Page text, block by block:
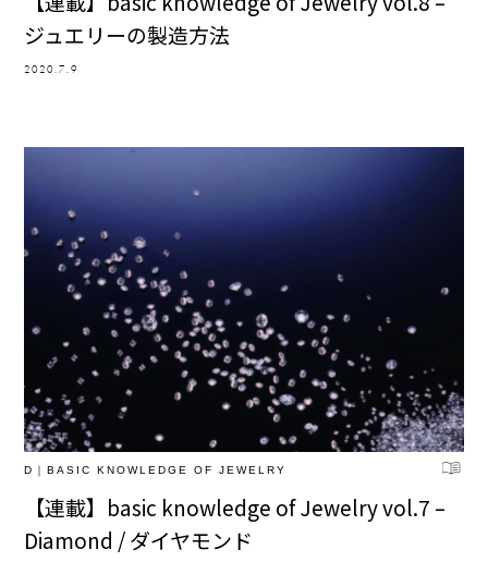
ジュエリーの製造方法
2020.7.9
D｜BASIC KNOWLEDGE OF JEWELRY
【連載】basic knowledge of Jewelry vol.7 –
Diamond / ダイヤモンド